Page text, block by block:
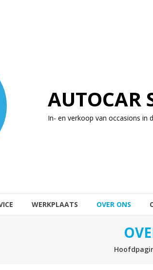
AUTOCAR
In- en verkoop van occasions in
WERKPLAATS OVER ONS